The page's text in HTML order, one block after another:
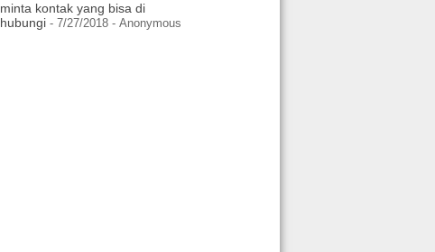
minta kontak yang bisa di
hubungi - 7/27/2018 - Anonymous